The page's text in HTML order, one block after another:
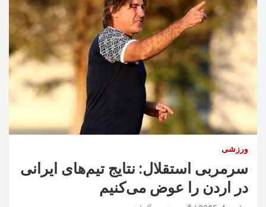
ورزشی
سرمربی استقلال: نتایج تیم‌های ایرانی
در اردن را عوض می‌کنیم